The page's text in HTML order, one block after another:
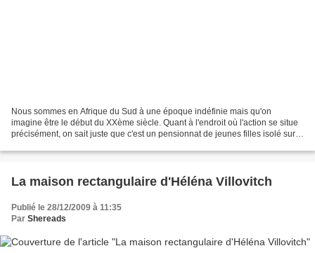
Nous sommes en Afrique du Sud à une époque indéfinie mais qu'on
imagine être le début du XXème siècle. Quant à l'endroit où l'action se situe
précisément, on sait juste que c'est un pensionnat de jeunes filles isolé sur
La maison rectangulaire d'Héléna Villovitch
Publié le 28/12/2009 à 11:35
Par Shereads